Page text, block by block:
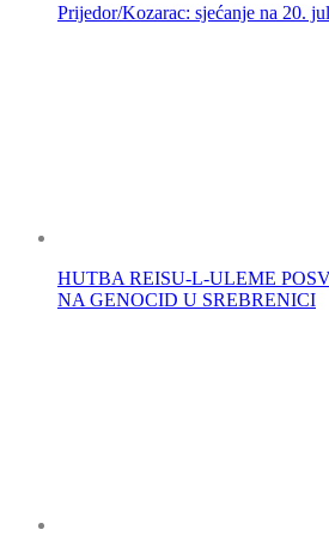
Prijedor/Kozarac: sjećanje na 20.
HUTBA REISU-L-ULEME
NA GENOCID U SREBRENICI